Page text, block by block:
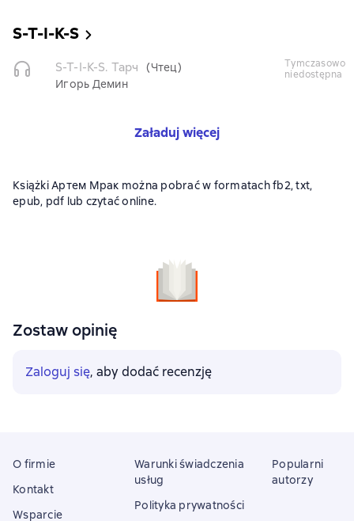
S-T-I-K-S
S-T-I-K-S. Тарч
(Чтец)
Игорь Демин
tymczasowo
niedostępna
Załaduj więcej
Książki Артем Мрак można pobrać w formatach fb2, txt,
epub, pdf lub czytać online.
Zostaw opinię
Zaloguj się, aby dodać recenzję
O firmie
Kontakt
Wsparcie
Warunki świadczenia
usług
Polityka prywatności
Popularni
autorzy